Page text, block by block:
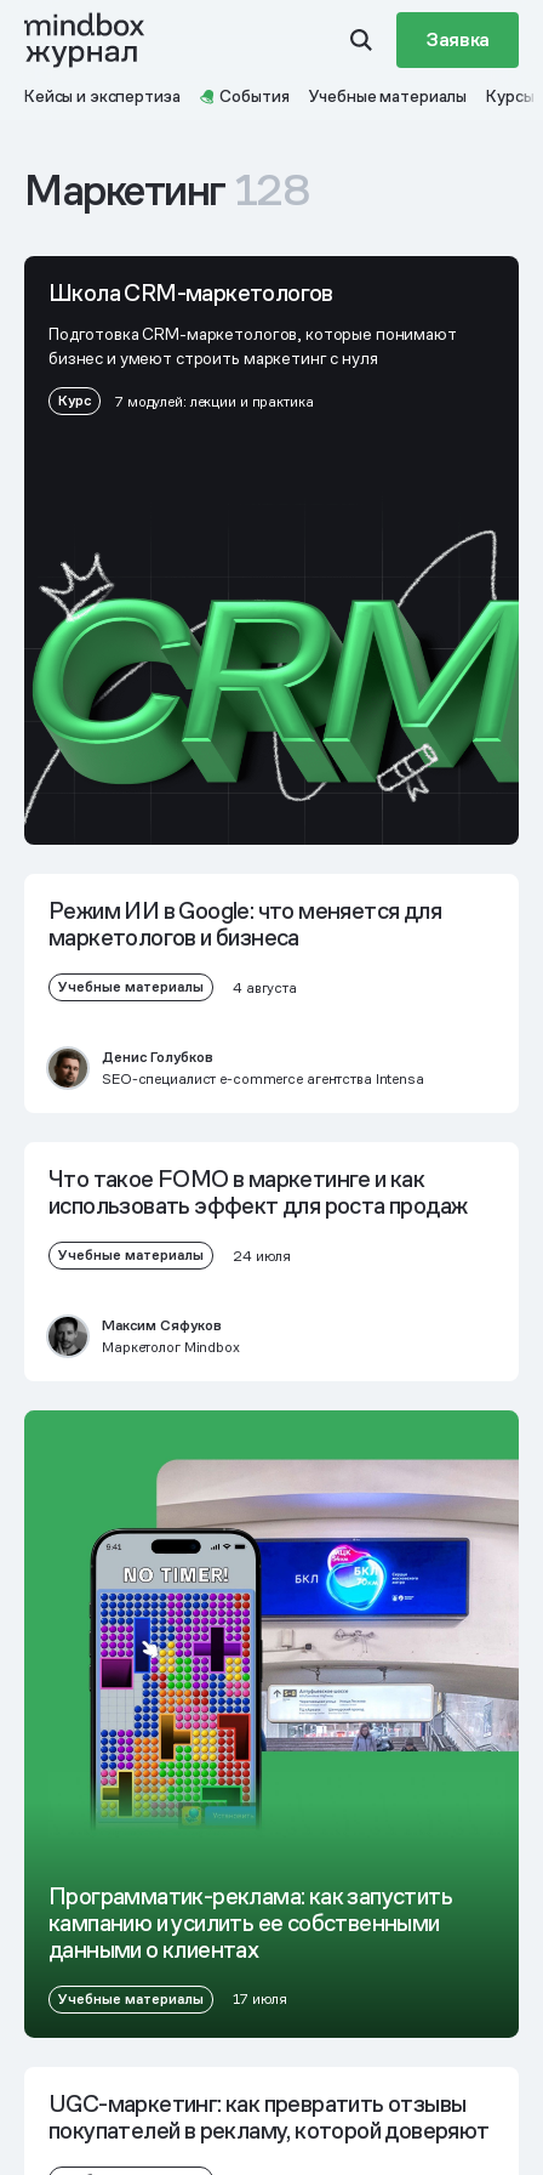
Заявка
Кейсы и экспертиза События Учебные материалы Курсы
Маркетинг128
Школа CRM-маркетологов
Подготовка CRM-маркетологов, которые понимают
бизнес и умеют строить маркетинг с нуля
Курс 7 модулей: лекции и практика
Режим ИИ в Google: что меняется для
маркетологов и бизнеса
Учебные материалы 4 августа
Денис Голубков
SEO-специалист e-commerce агентства Intensa
Что такое FOMO в маркетинге и как
использовать эффект для роста продаж
Учебные материалы 24 июля
Максим Сяфуков
Маркетолог Mindbox
Программатик-реклама: как запустить
кампанию и усилить ее собственными
данными о клиентах
Учебные материалы 17 июля
UGC-маркетинг: как превратить отзывы
покупателей в рекламу, которой доверяют